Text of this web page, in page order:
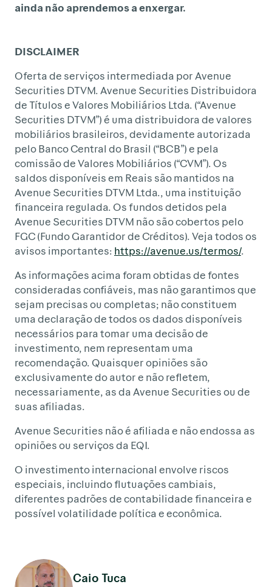
ainda não aprendemos a enxergar.
DISCLAIMER
Oferta de serviços intermediada por Avenue
Securities DTVM. Avenue Securities Distribuidora
de Títulos e Valores Mobiliários Ltda. (“Avenue
Securities DTVM”) é uma distribuidora de valores
mobiliários brasileiros, devidamente autorizada
pelo Banco Central do Brasil (“BCB”) e pela
comissão de Valores Mobiliários (“CVM”). Os
saldos disponíveis em Reais são mantidos na
Avenue Securities DTVM Ltda., uma instituição
financeira regulada. Os fundos detidos pela
Avenue Securities DTVM não são cobertos pelo
FGC (Fundo Garantidor de Créditos). Veja todos os
avisos importantes: https://avenue.us/termos/.
As informações acima foram obtidas de fontes
consideradas confiáveis, mas não garantimos que
sejam precisas ou completas; não constituem
uma declaração de todos os dados disponíveis
necessários para tomar uma decisão de
investimento, nem representam uma
recomendação. Quaisquer opiniões são
exclusivamente do autor e não refletem,
necessariamente, as da Avenue Securities ou de
suas afiliadas.
Avenue Securities não é afiliada e não endossa as
opiniões ou serviços da EQI.
O investimento internacional envolve riscos
especiais, incluindo flutuações cambiais,
diferentes padrões de contabilidade financeira e
possível volatilidade política e econômica.
Caio Tuca